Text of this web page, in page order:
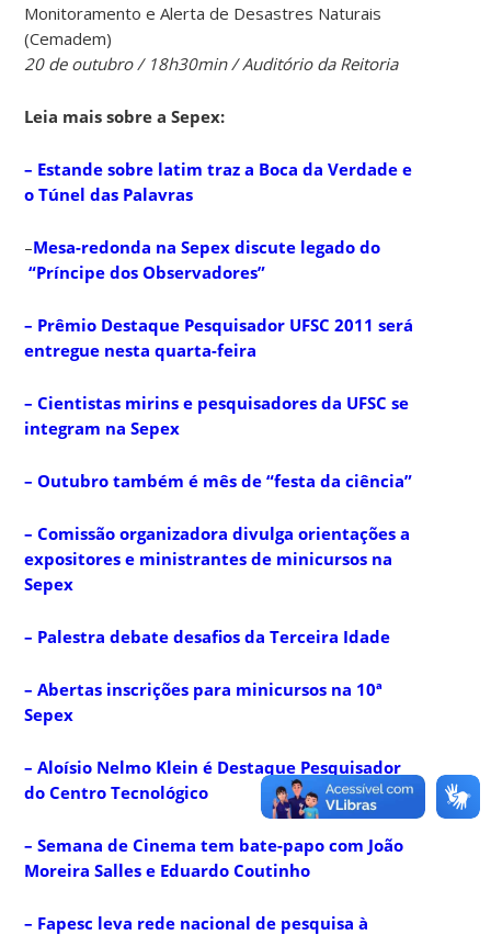
Monitoramento e Alerta de Desastres Naturais
(Cemadem)
20 de outubro / 18h30min / Auditório da Reitoria
Leia mais sobre a Sepex:
– Estande sobre latim traz a Boca da Verdade e
o Túnel das Palavras
–Mesa-redonda na Sepex discute legado do
“Príncipe dos Observadores”
– Prêmio Destaque Pesquisador UFSC 2011 será
entregue nesta quarta-feira
– Cientistas mirins e pesquisadores da UFSC se
integram na Sepex
– Outubro também é mês de “festa da ciência”
– Comissão organizadora divulga orientações a
expositores e ministrantes de minicursos na
Sepex
– Palestra debate desafios da Terceira Idade
– Abertas inscrições para minicursos na 10ª
Sepex
– Aloísio Nelmo Klein é Destaque Pesquisador
do Centro Tecnológico
– Semana de Cinema tem bate-papo com João
Moreira Salles e Eduardo Coutinho
– Fapesc leva rede nacional de pesquisa à